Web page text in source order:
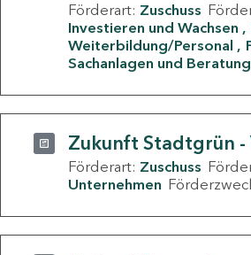
Förderart: Zuschuss
Investieren und Wachsen
Weiterbildung/Personal
Sachanlagen und Beratung
Zukunft Stadtgrün -
Förderart: Zuschuss
Unternehmen